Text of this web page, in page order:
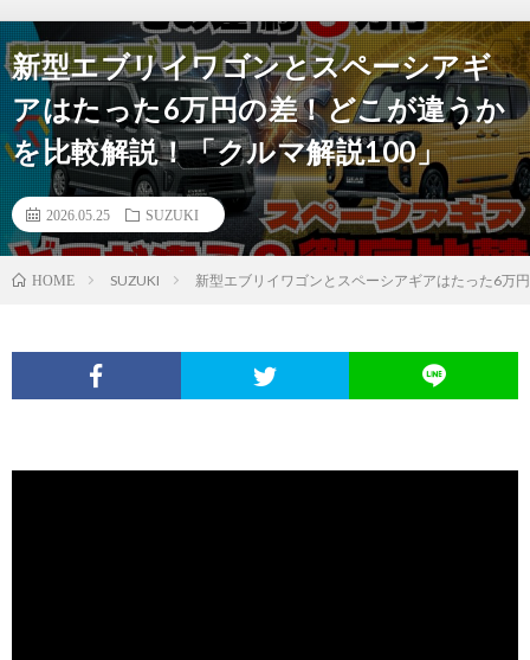
新型エブリイワゴンとスペーシアギ
アはたった6万円の差！どこが違うか
を比較解説！「クルマ解説100」
2026.05.25 SUZUKI
HOME SUZUKI 新型エブリイワゴンとスペーシアギアはたった6万